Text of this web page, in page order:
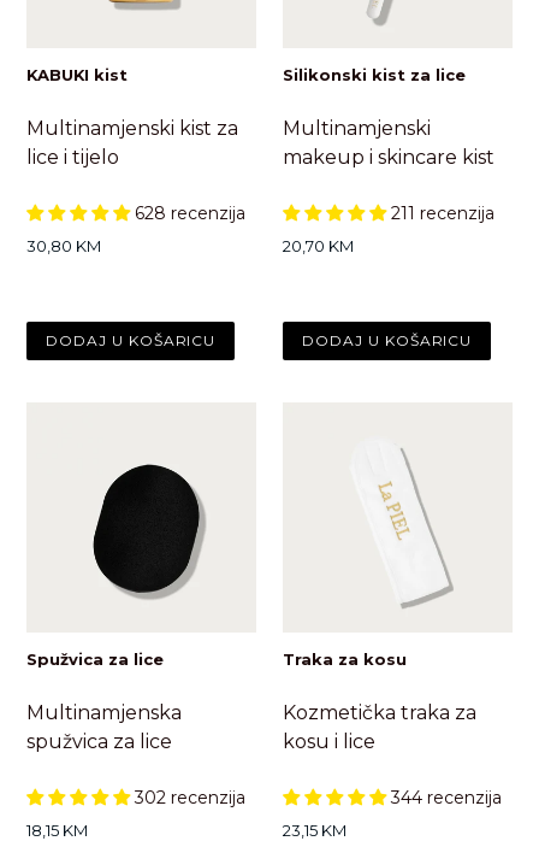
KABUKI kist
Multinamjenski kist za
lice i tijelo
628 recenzija
Standardna
30,80 KM
Silikonski kist za lice
Multinamjenski
makeup i skincare kist
211 recenzija
Standardna
20,70 KM
Spužvica za lice
Multinamjenska
spužvica za lice
302 recenzija
Standardna
18,15 KM
Traka za kosu
Kozmetička traka za
kosu i lice
344 recenzija
Standardna
23,15 KM